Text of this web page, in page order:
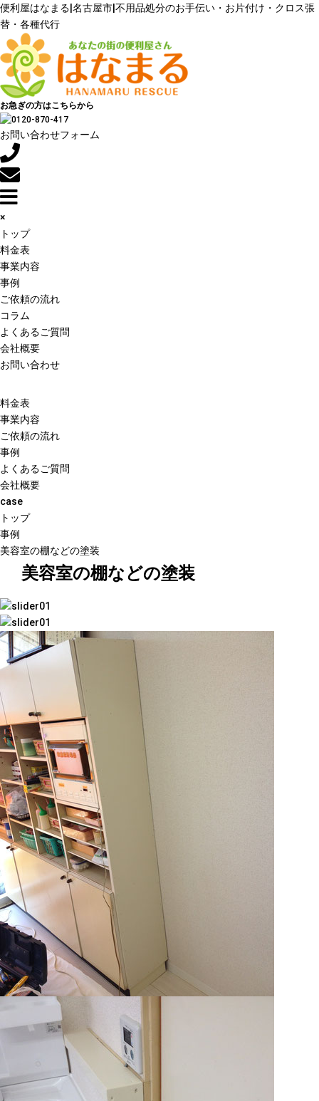
便利屋はなまる|名古屋市|不用品処分のお手伝い・お片付け・クロス張
替・各種代行
お急ぎの方はこちらから
お問い合わせフォーム
×
トップ
料金表
事業内容
事例
ご依頼の流れ
コラム
よくあるご質問
会社概要
お問い合わせ
料金表
事業内容
ご依頼の流れ
事例
よくあるご質問
会社概要
case
トップ
事例
美容室の棚などの塗装
美容室の棚などの塗装